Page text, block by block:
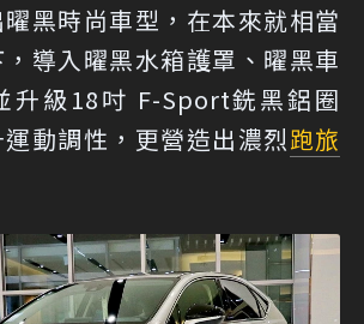
黑時尚車型，在本來就相當
導入曜黑水箱護罩、曜黑車
升級18吋 F-Sport銑黑鋁圈
動調性，更營造出濃烈跑旅